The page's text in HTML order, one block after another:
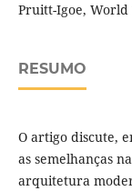
Pruitt-Igoe,
RESUMO
O artigo discute,
as semelhanças
arquitetura